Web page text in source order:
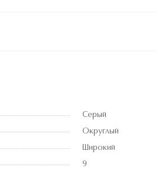
Серый
Округлый
Широкий
9